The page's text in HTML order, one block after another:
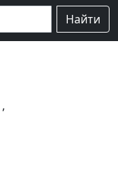
Найти
,